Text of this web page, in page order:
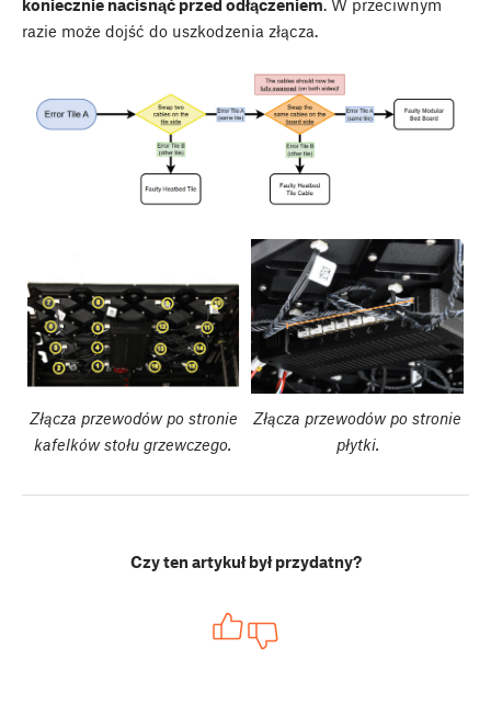
koniecznie nacisnąć przed odłączeniem. W przeciwnym
razie może dojść do uszkodzenia złącza.
Złącza przewodów po stronie
kafelków stołu grzewczego.
Złącza przewodów po stronie
płytki.
Czy ten artykuł był przydatny?